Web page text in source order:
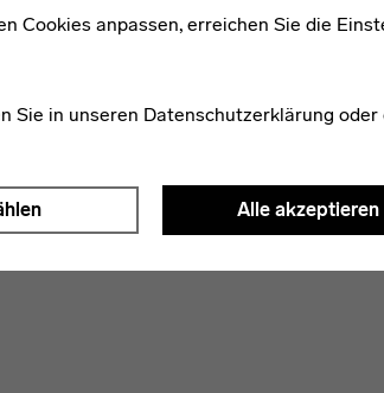
Cookies anpassen, erreichen Sie die
Sie in unseren Datenschutzerklärung oder
Alle akzeptieren